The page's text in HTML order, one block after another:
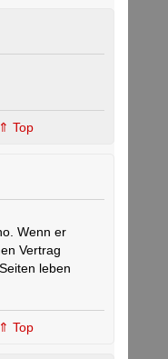
⇑ Top
Wenn er
Vertrag
leben
⇑ Top